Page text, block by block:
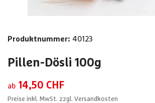
Produktnummer: 40123
Pillen-Dösli 100g
ab 14,50 CHF
Preise inkl. MwSt. zzgl. Versandkosten